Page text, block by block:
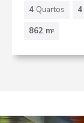
4 Quartos 4
862 m2